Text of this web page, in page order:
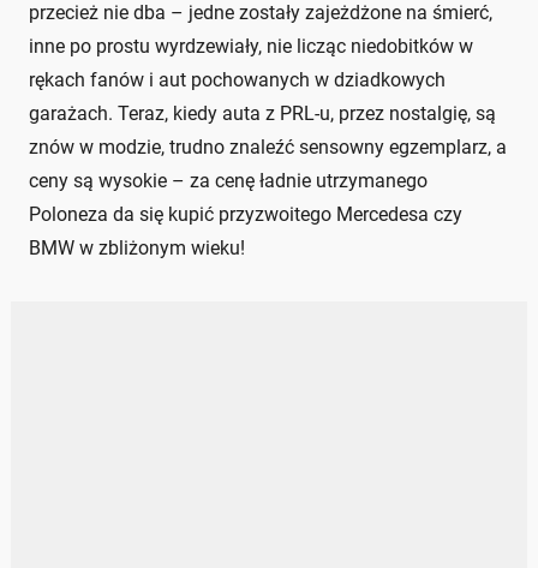
przecież nie dba – jedne zostały zajeżdżone na śmierć,
inne po prostu wyrdzewiały, nie licząc niedobitków w
rękach fanów i aut pochowanych w dziadkowych
garażach. Teraz, kiedy auta z PRL-u, przez nostalgię, są
znów w modzie, trudno znaleźć sensowny egzemplarz, a
ceny są wysokie – za cenę ładnie utrzymanego
Poloneza da się kupić przyzwoitego Mercedesa czy
BMW w zbliżonym wieku!